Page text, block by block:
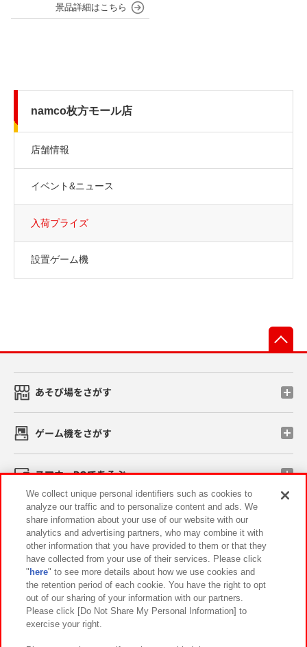
namco枚方モール店
店舗情報
イベント&ニュース
入荷プライズ
設置ゲーム機
あそび場をさがす
ゲーム機をさがす
スマホ・PCであそぶ
イベント・キャンペーン
関連会社 サステナビリティ サイトポリシー
プライバシーポリシー ウェブアクセシビリティ方針と検証結果
お取引先さまとともに
We collect unique personal identifiers such as cookies to
analyze our traffic and to personalize content and ads. We
share information about your use of our website with our
analytics and advertising partners, who may combine it with
other information that you have provided to them or that they
have collected from your use of their services. Please click
" here" to see more details about how we use cookies and
the retention period of each cookie. You have the right to opt
out of our sharing of your information with our partners.
Please click [Do Not Share My Personal Information] to
exercise your right.